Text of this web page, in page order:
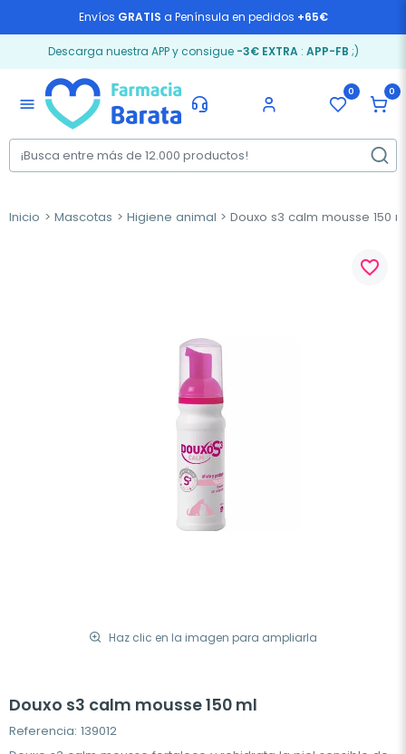
Envíos GRATIS a Península en pedidos +65€
Descarga nuestra APP y consigue -3€ EXTRA: APP-FB ;)
menu
0 0
Inicio Mascotas Higiene animal Douxo s3 calm mousse 150
Haz clic en la imagen para ampliarla
favorite_border
Douxo s3 calm mousse 150 ml
Referencia: 139012